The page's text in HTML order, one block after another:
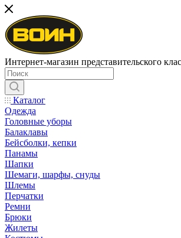
Интернет-магазин представительского
Каталог
Одежда
Головные уборы
Балаклавы
Бейсболки, кепки
Панамы
Шапки
Шемаги, шарфы, снуды
Шлемы
Перчатки
Ремни
Брюки
Жилеты